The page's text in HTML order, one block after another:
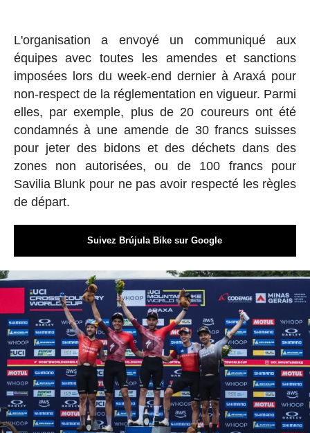
L'organisation a envoyé un communiqué aux
équipes avec toutes les amendes et sanctions
imposées lors du week-end dernier à Araxá pour
non-respect de la réglementation en vigueur. Parmi
elles, par exemple, plus de 20 coureurs ont été
condamnés à une amende de 30 francs suisses
pour jeter des bidons et des déchets dans des
zones non autorisées, ou de 100 francs pour
Savilia Blunk pour ne pas avoir respecté les règles
de départ.
Suivez Brújula Bike sur Google